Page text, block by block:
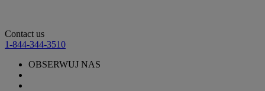
Contact us
1-844-344-3510
OBSERWUJ NAS